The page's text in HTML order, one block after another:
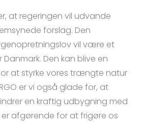
at regeringen vil udvande
forslag. Den
vil være et
Den kan blive en
at styrke vores trængte natur
er vi også glade for, at
en kraftig udbygning med
er afgørende for at frigøre os